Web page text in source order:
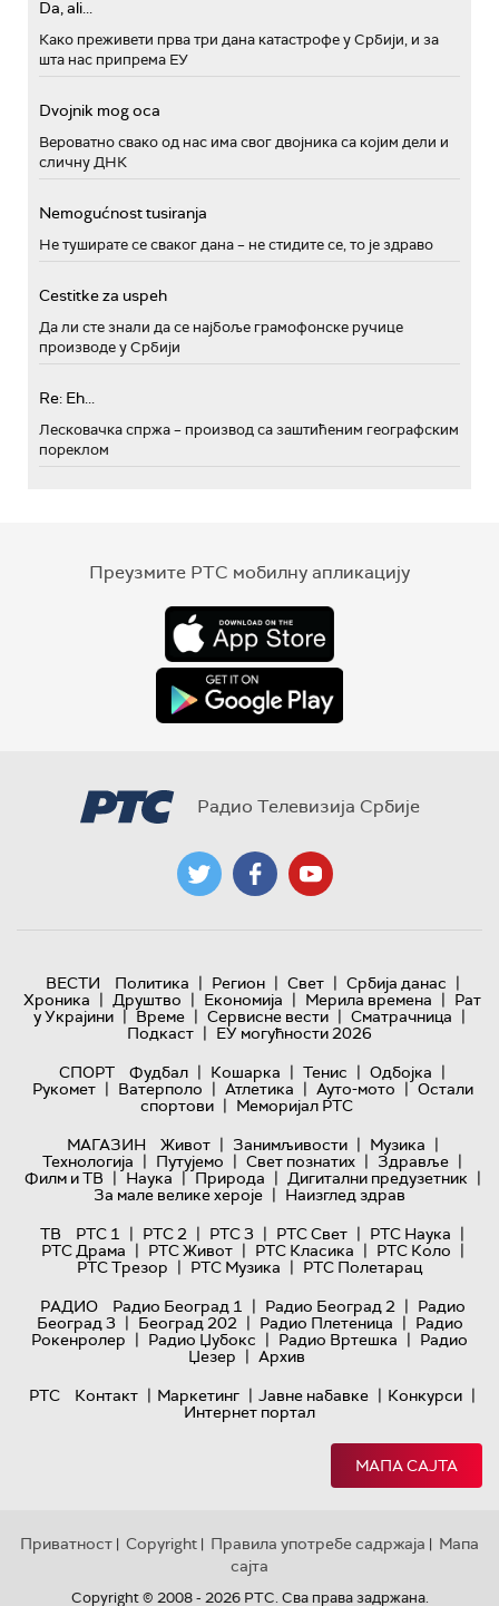
Da, ali...
Како преживети прва три дана катастрофе у Србији, и за
шта нас припрема ЕУ
Dvojnik mog oca
Вероватно свако од нас има свог двојника са којим дели и
сличну ДНК
Nemogućnost tusiranja
Не туширате се сваког дана – не стидите се, то је здраво
Cestitke za uspeh
Да ли сте знали да се најбоље грамофонске ручице
производе у Србији
Re: Eh...
Лесковачка спржа – производ са заштићеним географским
пореклом
Преузмите РТС мобилну апликацију
Радио Телевизија Србије
ВЕСТИ Политика | Регион | Свет | Србија данас |
Хроника | Друштво | Економија | Мерила времена | Рат
у Украјини | Време | Сервисне вести | Сматрачница |
Подкаст | ЕУ могућности 2026
СПОРТ
Фудбал | Кошарка | Тенис | Одбојка |
Рукомет | Ватерполо | Атлетика | Ауто-мото | Остали
спортови | Меморијал РТС
МАГАЗИН
Живот | Занимљивости | Музика |
Технологијa | Путујемо | Свет познатих | Здравље |
Филм и ТВ | Наука | Природа | Дигитални предузетник |
За мале велике хероје | Наизглед здрав
ТВ
РТС 1 | РТС 2 | РТС 3 | РТС Свет | РТС Наука |
РТС Драма | РТС Живот | РТС Класика | РТС Коло |
РТС Трезор | РТС Музика | РТС Полетарац
РАДИО
Радио Београд 1 | Радио Београд 2 | Радио
Београд 3 | Београд 202 | Радио Плетеница | Радио
Рокенролер | Радио Џубокс | Радио Вртешка | Радио
Џезер | Архив
РТС
Контакт | Маркетинг | Јавне набавке | Конкурси |
Интернет портал
МАПА САЈТА
Приватност | Copyright | Правила употребе садржаја | Мапа
сајта
Copyright © 2008 - 2026 РТС. Сва права задржана.